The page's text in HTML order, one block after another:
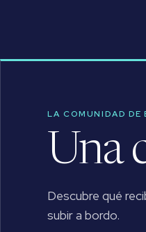
LA COMUNIDAD DE
Una
Descubre qué
subir a bordo.